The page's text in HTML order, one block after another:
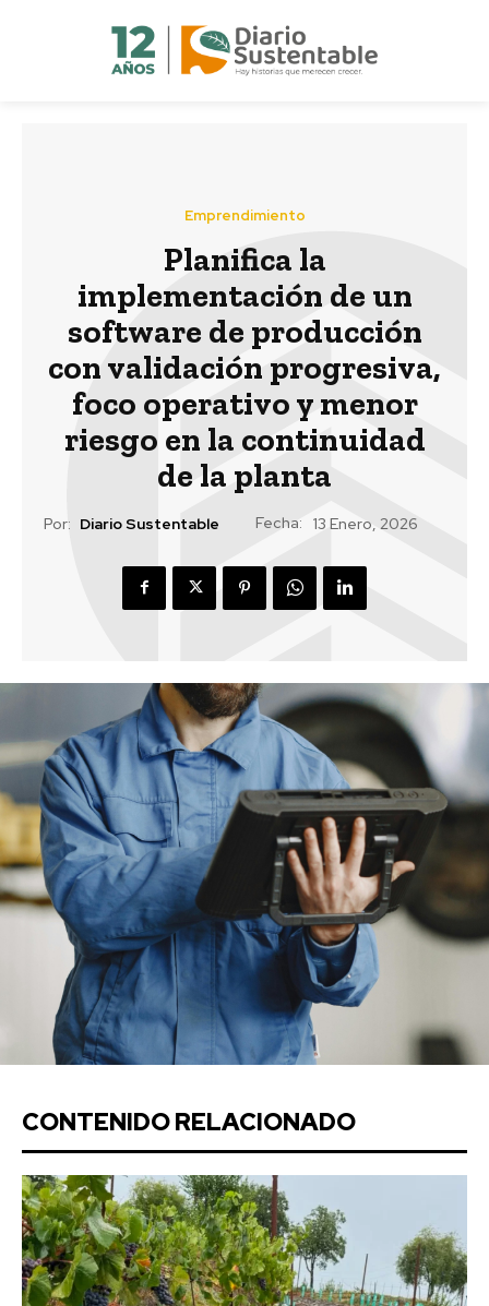
Emprendimiento
Planifica la
implementación de un
software de producción
con validación progresiva,
foco operativo y menor
riesgo en la continuidad
de la planta
Por: Diario Sustentable Fecha: 13 Enero, 2026
CONTENIDO RELACIONADO